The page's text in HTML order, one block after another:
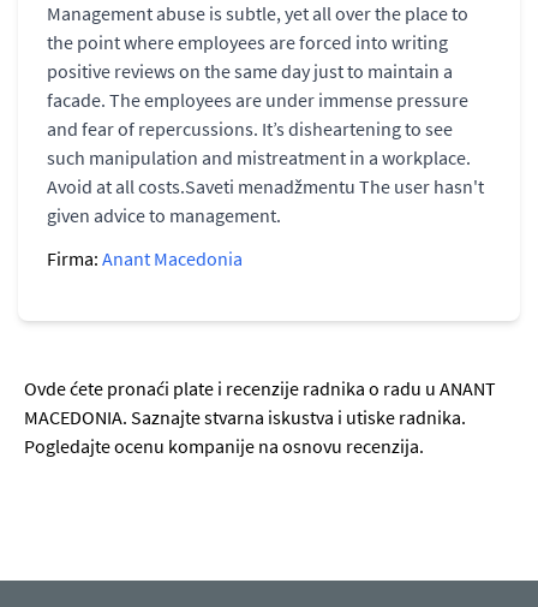
Management abuse is subtle, yet all over the place to
the point where employees are forced into writing
positive reviews on the same day just to maintain a
facade. The employees are under immense pressure
and fear of repercussions. It’s disheartening to see
such manipulation and mistreatment in a workplace.
Avoid at all costs.Saveti menadžmentu The user hasn't
given advice to management.
Firma: Anant Macedonia
Ovde ćete pronaći plate i recenzije radnika o radu u ANANT
MACEDONIA. Saznajte stvarna iskustva i utiske radnika.
Pogledajte ocenu kompanije na osnovu recenzija.